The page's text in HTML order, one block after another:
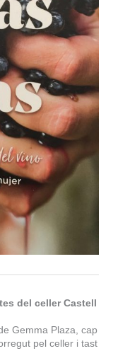
del celler Castell
Gemma Plaza, cap
pel celler i tast